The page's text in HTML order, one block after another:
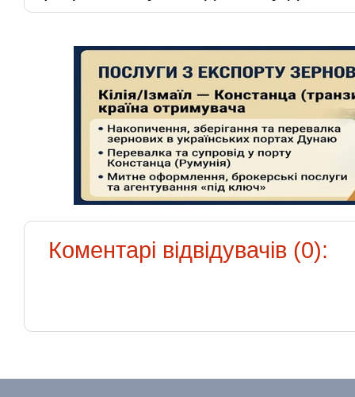
Коментарі відвідувачів (0):